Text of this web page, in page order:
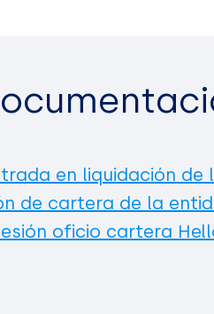
en liquidación de
de cartera de la
oficio cartera